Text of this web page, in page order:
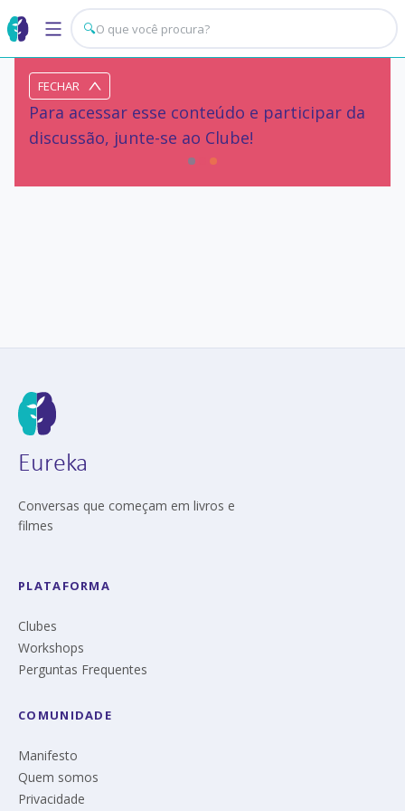
🔍
FECHAR
Para acessar esse conteúdo e participar da
discussão, junte-se ao Clube!
Eureka
Conversas que começam em livros e
filmes
PLATAFORMA
Clubes
Workshops
Perguntas Frequentes
COMUNIDADE
Manifesto
Quem somos
Privacidade